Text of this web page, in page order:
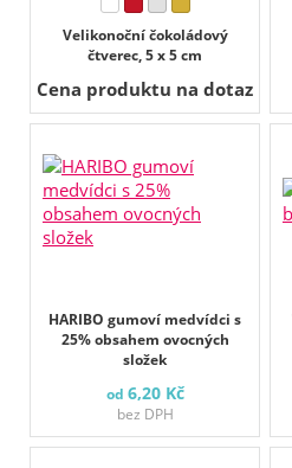
Velikonoční čokoládový
čtverec, 5 x 5 cm
Cena produktu na dotaz
HARIBO gumoví medvídci s
25% obsahem ovocných
složek
od 6,20 Kč
bez DPH